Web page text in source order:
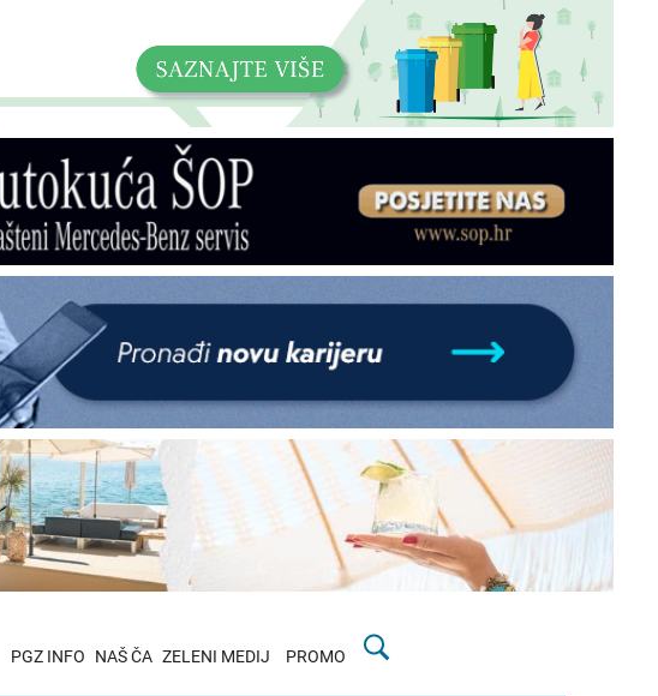
PGZ INFO NAŠ ČA ZELENI MEDIJ PROMO